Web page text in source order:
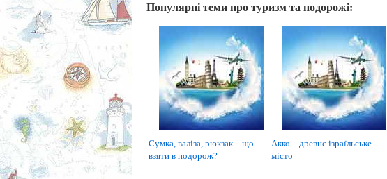
Популярні теми про туризм та подорожі:
Сумка, валіза, рюкзак – що
взяти в подорож?
Акко – древнє ізраїльське
місто